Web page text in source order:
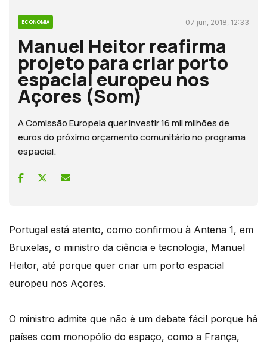
ECONOMIA 07 jun, 2018, 12:33
Manuel Heitor reafirma
projeto para criar porto
espacial europeu nos
Açores (Som)
A Comissão Europeia quer investir 16 mil milhões de
euros do próximo orçamento comunitário no programa
espacial.
Portugal está atento, como confirmou à Antena 1, em
Bruxelas, o ministro da ciência e tecnologia, Manuel
Heitor, até porque quer criar um porto espacial
europeu nos Açores.
O ministro admite que não é um debate fácil porque há
países com monopólio do espaço, como a França,